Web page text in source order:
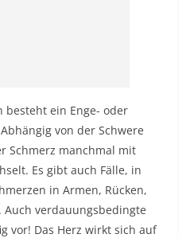
besteht ein Enge- oder
von der Schwere
Schmerz manchmal mit
Es gibt auch Fälle, in
in Armen, Rücken,
verdauungsbedingte
vor! Das Herz wirkt sich auf